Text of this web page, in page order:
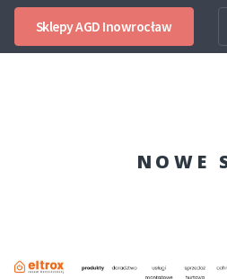
Sklepy AGD Inowrocław